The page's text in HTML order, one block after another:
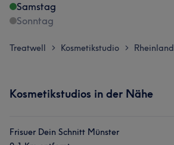
Samstag
Sonntag
Treatwell > Kosmetikstudio > Rheinland
Kosmetikstudios in der Nähe
Frisuer Dein Schnitt Münster